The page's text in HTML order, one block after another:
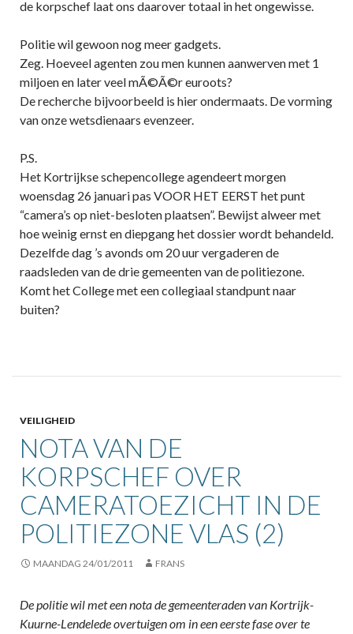
de korpschef laat ons daarover totaal in het ongewisse.
Politie wil gewoon nog meer gadgets.
Zeg. Hoeveel agenten zou men kunnen aanwerven met 1
miljoen en later veel mÃ©Ã©r euroots?
De recherche bijvoorbeeld is hier ondermaats. De vorming
van onze wetsdienaars evenzeer.
P.S.
Het Kortrijkse schepencollege agendeert morgen
woensdag 26 januari pas VOOR HET EERST het punt
“camera’s op niet-besloten plaatsen”. Bewijst alweer met
hoe weinig ernst en diepgang het dossier wordt behandeld.
Dezelfde dag ’s avonds om 20 uur vergaderen de
raadsleden van de drie gemeenten van de politiezone.
Komt het College met een collegiaal standpunt naar
buiten?
VEILIGHEID
NOTA VAN DE
KORPSCHEF OVER
CAMERATOEZICHT IN DE
POLITIEZONE VLAS (2)
MAANDAG 24/01/2011 FRANS
De politie wil met een nota de gemeenteraden van Kortrijk-
Kuurne-Lendelede overtuigen om in een eerste fase over te